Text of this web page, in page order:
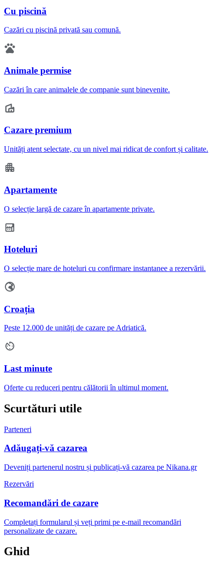
Cu piscină
Cazări cu piscină privată sau comună.
Animale permise
Cazări în care animalele de companie sunt binevenite.
Cazare premium
Unități atent selectate, cu un nivel mai ridicat de confort și calitate.
Apartamente
O selecție largă de cazare în apartamente private.
Hoteluri
O selecție mare de hoteluri cu confirmare instantanee a rezervării.
Croația
Peste 12.000 de unități de cazare pe Adriatică.
Last minute
Oferte cu reduceri pentru călătorii în ultimul moment.
Scurtături utile
Parteneri
Adăugați-vă cazarea
Deveniți partenerul nostru și publicați-vă cazarea pe Nikana.gr
Rezervări
Recomandări de cazare
Completați formularul și veți primi pe e-mail recomandări
personalizate de cazare.
Ghid